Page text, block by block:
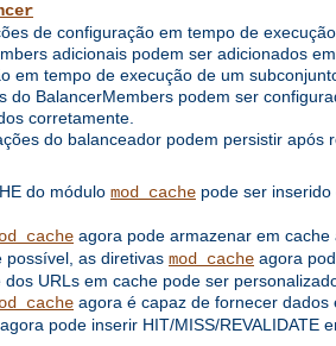
de configuração em tempo de
adicionais podem ser adicionados
em tempo de execução de um
do BalancerMembers podem ser
corretamente.
do balanceador podem persistir após
do módulo mod_cache pode ser
agora pode armazenar em cache
possível, as diretivas mod_cache agora
dos URLs em cache pode ser
agora é capaz de fornecer
agora pode inserir HIT/MISS/REVALIDATE